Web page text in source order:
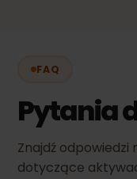
FAQ
Pytania
Znajdź
dotyczące